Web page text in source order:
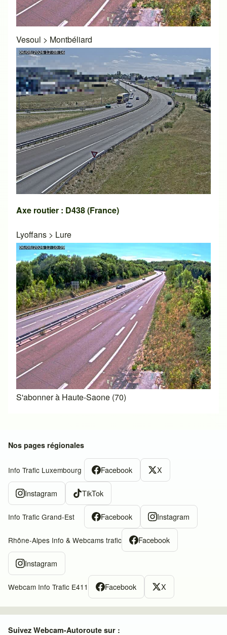
Vesoul > Montbéliard
Axe routier : D438 (France)
Lyoffans > Lure
S'abonner à Haute-Saone (70)
Nos pages régionales
Info Trafic Luxembourg Facebook X
Instagram TikTok
Info Trafic Grand-Est Facebook Instagram
Rhône-Alpes Info & Webcams trafic Facebook
Instagram
Webcam Info Trafic E411 Facebook X
Suivez Webcam-Autoroute sur :